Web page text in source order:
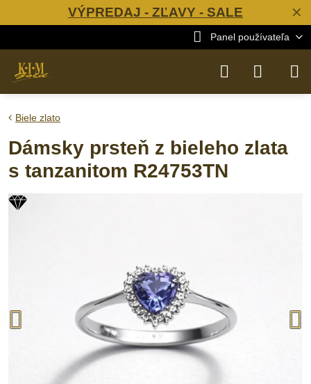
✕
VÝPREDAJ - ZĽAVY - SALE
Panel používateľa
Biele zlato
Dámsky prsteň z bieleho zlata
s tanzanitom R24753TN